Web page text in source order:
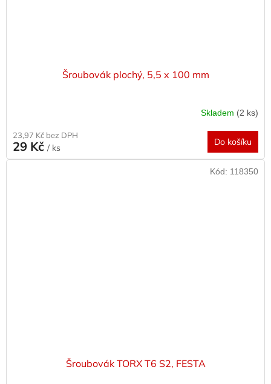
Šroubovák plochý, 5,5 x 100 mm
Skladem (2 ks)
23,97 Kč bez DPH
29 Kč / ks
Do košíku
Šroubovák TORX T6 S2, FESTA
Kód: 118350